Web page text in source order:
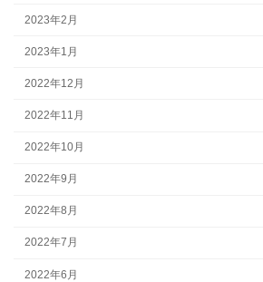
2023年2月
2023年1月
2022年12月
2022年11月
2022年10月
2022年9月
2022年8月
2022年7月
2022年6月